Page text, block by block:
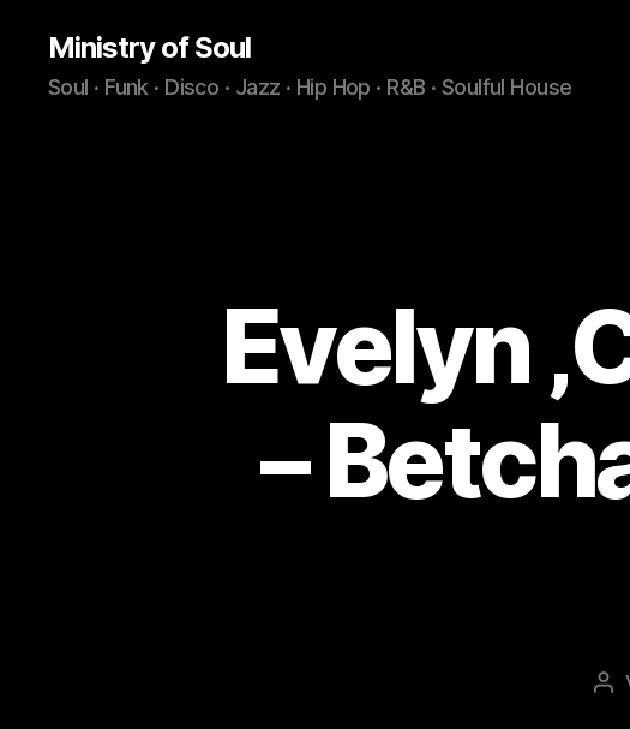
Ministry of Soul
Soul · Funk · Disco · Jazz · Hip Hop · R&B · Soulful House
Evelyn
–